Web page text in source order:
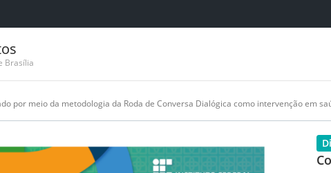
Brasília
por meio da metodologia da Roda de Conversa Dialógica como intervenção em